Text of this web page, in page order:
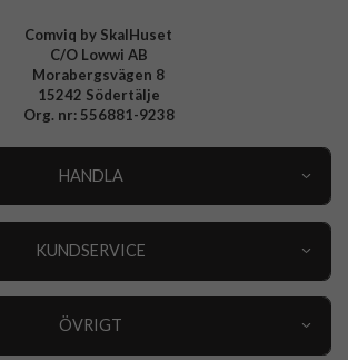
Comviq by SkalHuset
C/O Lowwi AB
Morabergsvägen 8
15242 Södertälje
Org. nr: 556881-9238
HANDLA
KUNDSERVICE
ÖVRIGT